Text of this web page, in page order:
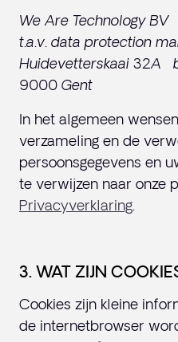
We Are Technology BV
t.a.v. data protection
Huidevetterskaai 32A
9000 Gent
In het algemeen
verzameling en de
persoonsgegevens en
te verwijzen naar onze
Privacyverklaring.
3. WAT ZIJN
Cookies zijn kleine
de internetbrowser